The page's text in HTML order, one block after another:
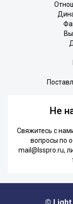
Не
Свяжитесь с
вопросы по
mail@lsspro.ru,